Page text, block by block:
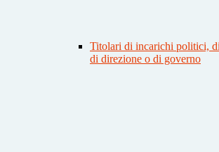
Titolari di incarichi politici,
di direzione o di governo